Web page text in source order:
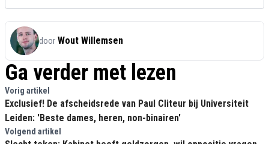
door Wout Willemsen
Ga verder met lezen
Vorig artikel
Exclusief! De afscheidsrede van Paul Cliteur bij Universiteit
Leiden: 'Beste dames, heren, non-binairen'
Volgend artikel